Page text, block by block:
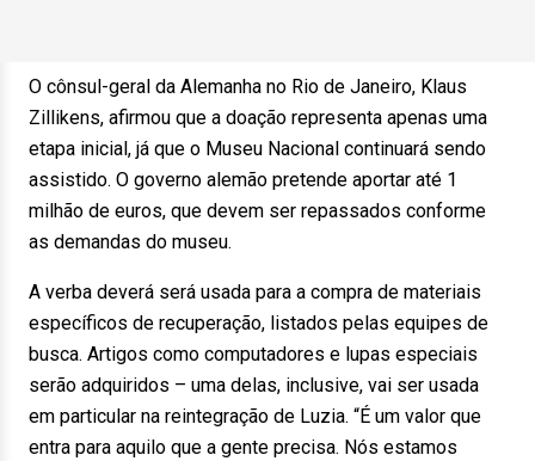
O cônsul-geral da Alemanha no Rio de Janeiro, Klaus
Zillikens, afirmou que a doação representa apenas uma
etapa inicial, já que o Museu Nacional continuará sendo
assistido. O governo alemão pretende aportar até 1
milhão de euros, que devem ser repassados conforme
as demandas do museu.
A verba deverá será usada para a compra de materiais
específicos de recuperação, listados pelas equipes de
busca. Artigos como computadores e lupas especiais
serão adquiridos – uma delas, inclusive, vai ser usada
em particular na reintegração de Luzia. “É um valor que
entra para aquilo que a gente precisa. Nós estamos